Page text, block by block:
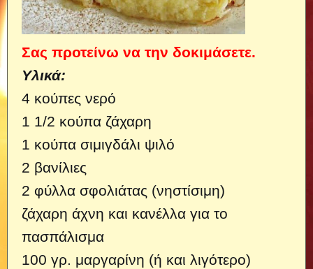
Σας προτείνω να την δοκιμάσετε.
Υλικά:
4 κούπες νερό
1 1/2 κούπα ζάχαρη
1 κούπα σιμιγδάλι ψιλό
2 βανίλιες
2 φύλλα σφολιάτας (νηστίσιμη)
ζάχαρη άχνη και κανέλλα για το
πασπάλισμα
100 γρ. μαργαρίνη (ή και λιγότερο)